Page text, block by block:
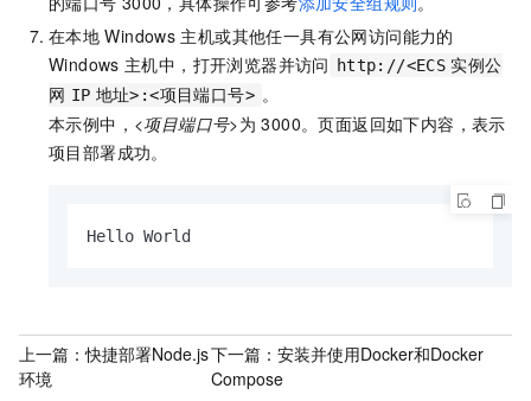
在本地 Windows 主机或其他任一具有公网访问能力的
Windows 主机中，打开浏览器并访问 http://<ECS 实例公
网 IP 地址>:<项目端口号> 。
本示例中， <项目端口号>为 3000。页面返回如下内容，表示
项目部署成功。
Hello World
上一篇：快捷部署Node.js
环境
下一篇： 安装并使用Docker和Docker
Compose